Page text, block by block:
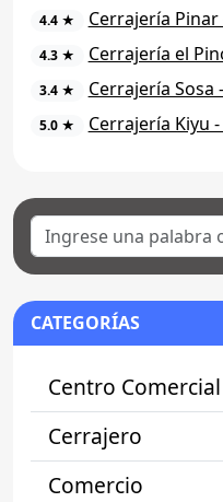
4.4 ★ Cerrajería Pinar
4.3 ★ Cerrajería el
3.4 ★ Cerrajería Sosa
5.0 ★ Cerrajería Kiyu
CATEGORÍAS
Centro Comercial
Cerrajero
Comercio